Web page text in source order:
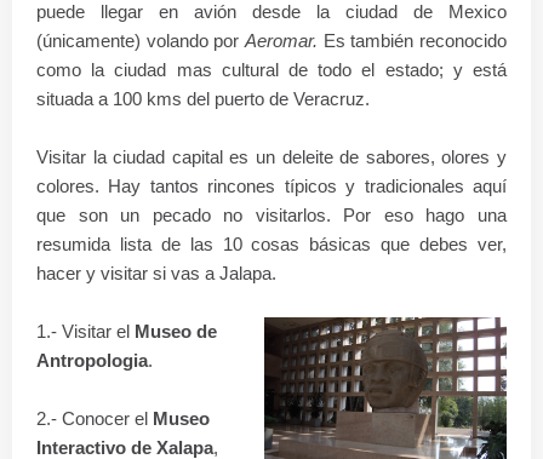
puede llegar en avión desde la ciudad de Mexico
(únicamente) volando por Aeromar. Es también reconocido
como la ciudad mas cultural de todo el estado; y está
situada a 100 kms del puerto de Veracruz.
Visitar la ciudad capital es un deleite de sabores, olores y
colores. Hay tantos rincones típicos y tradicionales aquí
que son un pecado no visitarlos. Por eso hago una
resumida lista de las 10 cosas básicas que debes ver,
hacer y visitar si vas a Jalapa.
1.- Visitar el Museo de
Antropologia.
2.- Conocer el Museo
Interactivo de Xalapa,